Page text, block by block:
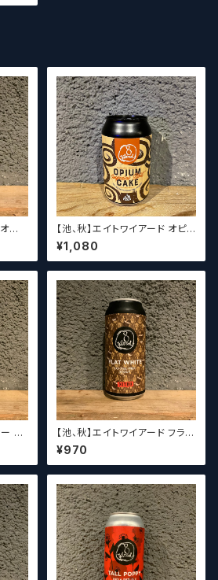
【池、秋】エイトワイアード オピュ
ーム ケーキ 8 Wired Opium
Cake
¥1,080
【池、秋】エイトワイアード フラッ
ト ホワイト ナイトロ 8 Wired F
lat White Nitro
¥970